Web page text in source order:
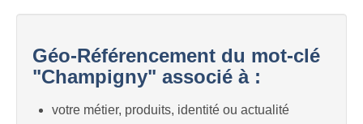
Géo-Référencement du mot-clé
"Champigny" associé à :
votre métier, produits, identité ou actualité